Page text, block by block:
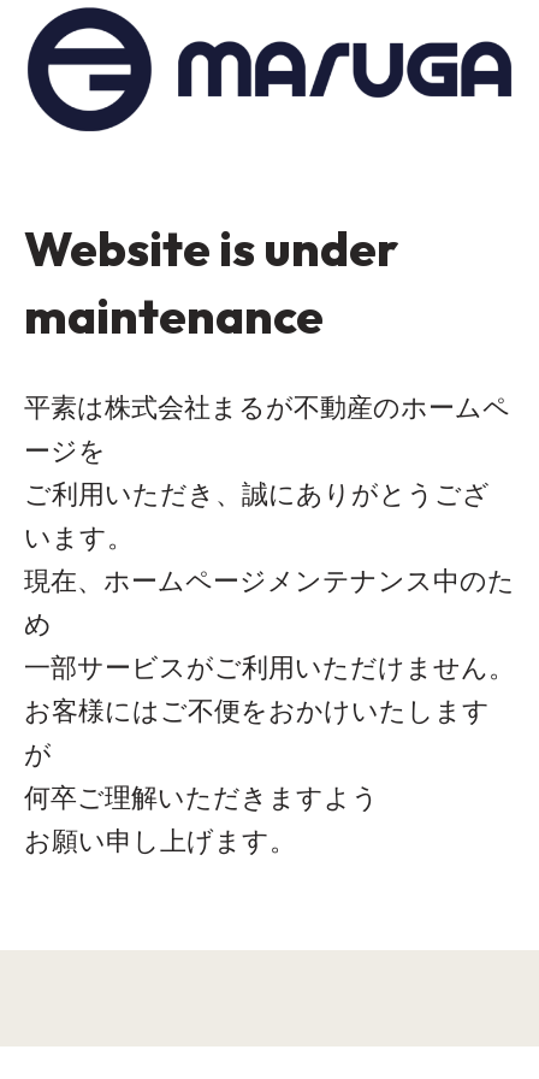
Website is under
maintenance
平素は株式会社まるが不動産のホームペ
ージを
ご利用いただき、誠にありがとうござ
います。
現在、ホームページメンテナンス中のた
め
一部サービスがご利用いただけません。
お客様にはご不便をおかけいたします
が
何卒ご理解いただきますよう
お願い申し上げます。